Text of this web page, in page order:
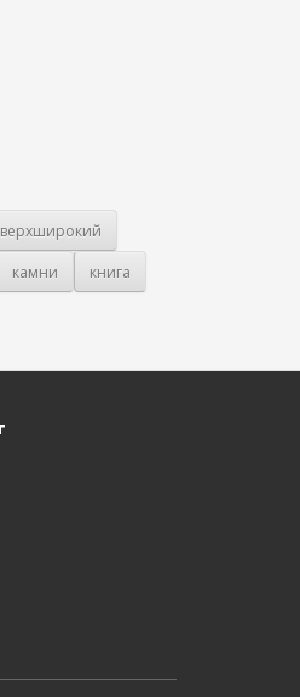
камни
книга